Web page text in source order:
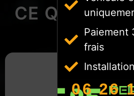
CE QUE
LR Prog
4.8
Basé sur 44
Paiement
frais
06 26